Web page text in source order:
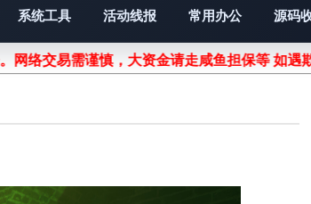
系统工具 活动线报 常用办公 源码
络交易需谨慎，大资金请走咸鱼担保等 如遇